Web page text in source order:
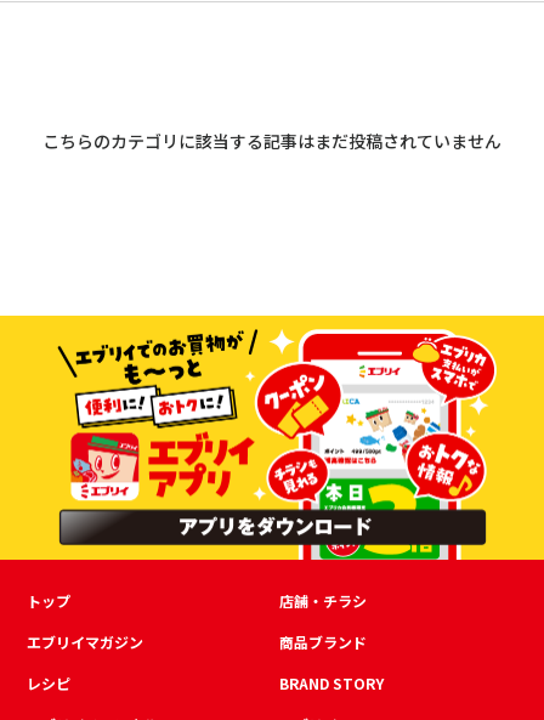
こちらのカテゴリに該当する記事はまだ投稿されていません
トップ
店舗・チラシ
エブリイマガジン
商品ブランド
レシピ
BRAND STORY